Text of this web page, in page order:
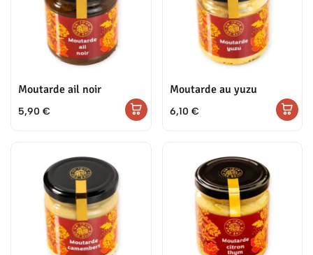
Moutarde ail noir
5,90 €
Moutarde au yuzu
6,10 €